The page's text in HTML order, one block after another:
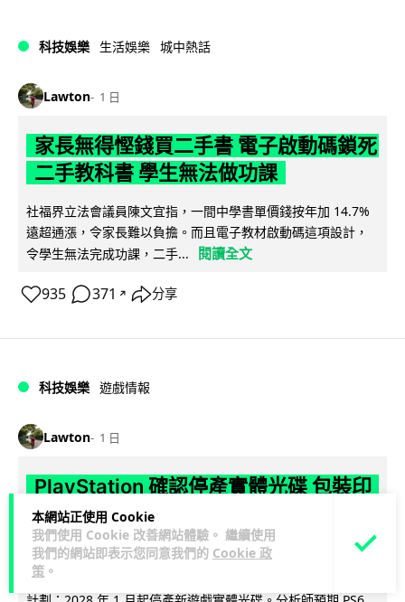
本網站正使用 Cookie
我們使用 Cookie 改善網站體驗。 繼續使用
我們的網站即表示您同意我們的 Cookie 政
策 。
科技娛樂 生活娛樂 城中熱話
Lawton 1 日
家長無得慳錢買二手書 電子啟動碼鎖死
二手教科書 學生無法做功課
社福界立法會議員陳文宜指，一間中學書單價錢按年加 14.7%
遠超通漲，令家長難以負擔。而且電子教材啟動碼這項設計，
令學生無法完成功課，二手...
閱讀全文
935 371 ↗ 分享
科技娛樂 遊戲情報
Lawton 1 日
PlayStation 確認停產實體光碟 包裝印
出重要通告 2028 年 1 月後不出光碟遊
戲
Sony 已在 PS5 主機包裝加貼提示貼紙，重申官方 7 月已公布